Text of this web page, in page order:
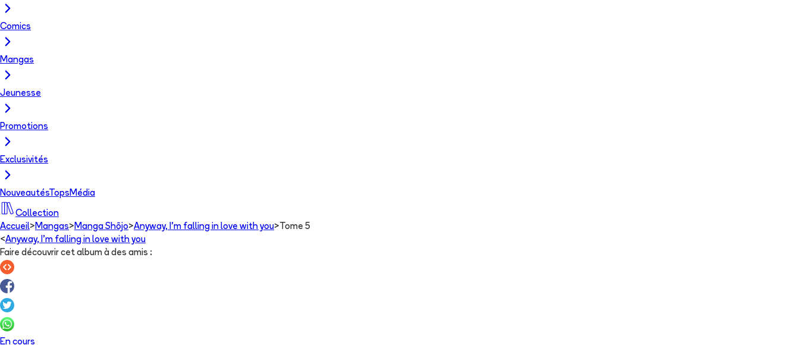
Comics
Mangas
Jeunesse
Promotions
Exclusivités
NouveautésTops Média
Collection
Accueil> Mangas> Manga Shōjo>Anyway, I'm falling in love with you> Tome 5
<Anyway, I'm falling in love with you
Faire découvrir cet album à des amis :
En cours